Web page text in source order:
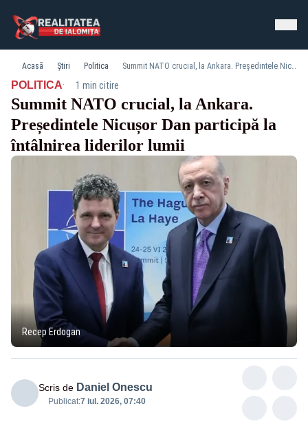
Acasă Știri Politica Summit NATO crucial, la Ankara. Președintele Nicușor Dan participă la întâlnirea liderilor lumii
POLITICA· 1 min citire
Summit NATO crucial, la Ankara.
Președintele Nicușor Dan participă la
întâlnirea liderilor lumii
Recep Erdogan
Scris de Daniel Onescu
Publicat:7 iul. 2026, 07:40